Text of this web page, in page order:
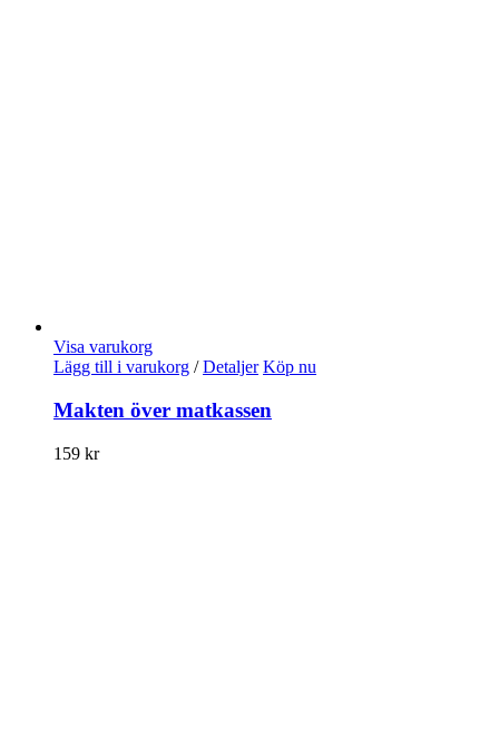
Visa varukorg
Lägg till i varukorg / Detaljer Köp nu
Makten över matkassen
159 kr